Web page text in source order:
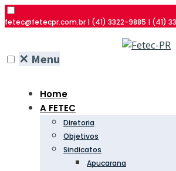
fetec@fetecpr.com.br | (41) 3322-9885 | (41)
✕ Menu
Home
A FETEC
Diretoria
Objetivos
Sindicatos
Apucarana